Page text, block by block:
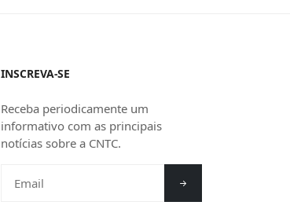
INSCREVA-SE
Receba periodicamente um
informativo com as principais
notícias sobre a CNTC.